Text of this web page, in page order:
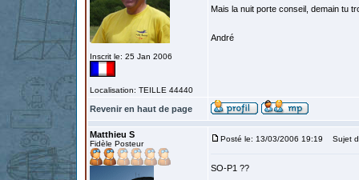
Inscrit le: 25 Jan 2006
Localisation: TEILLE 44440
Mais la nuit porte conseil, demain tu
André
Revenir en haut de page
Matthieu S
Fidèle Posteur
Posté le: 13/03/2006 19:19 Sujet
SO-P1 ??